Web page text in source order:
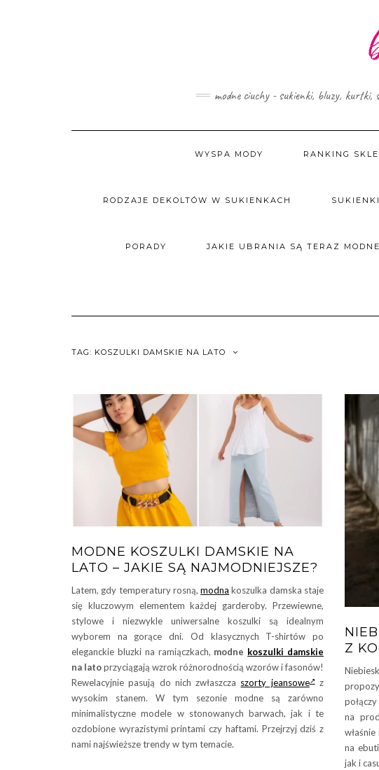
modne ciuchy - sukienki, bluzy, kurtki,
WYSPA MODY RANKING
RODZAJE DEKOLTÓW W SUKIENKACH
PORADY JAKIE UBRANIA SĄ TERAZ MODNE
TAG: KOSZULKI DAMSKIE NA LATO
MODNE KOSZULKI DAMSKIE NA
LATO – JAKIE SĄ NAJMODNIEJSZE?
Latem, gdy temperatury rosną,modna koszulka damska staje
się kluczowym elementem każdej garderoby. Przewiewne,
stylowe i niezwykle uniwersalne koszulki są idealnym
wyborem na gorące dni. Od klasycznych T-shirtów po
eleganckie bluzki na ramiączkach, modne koszulki damskie
na latoprzyciągają wzrok różnorodnością wzorów i fasonów!
Rewelacyjnie pasują do nich zwłaszcza szorty jeansowe z
wysokim stanem. W tym sezonie modne są zarówno
minimalistyczne modele w stonowanych barwach, jak i te
ozdobione wyrazistymi printami czy haftami. Przejrzyj dziś z
nami najświeższe trendy w tym temacie.
Z
na
na
jak i